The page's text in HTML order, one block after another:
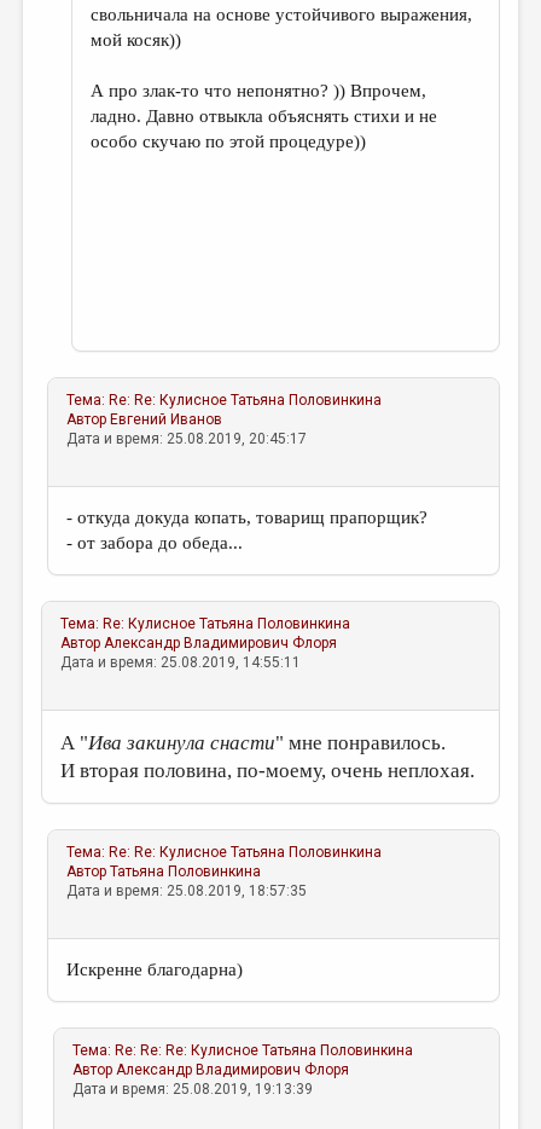
свольничала на основе устойчивого выражения,
мой косяк))
А про злак-то что непонятно? )) Впрочем,
ладно. Давно отвыкла объяснять стихи и не
особо скучаю по этой процедуре))
Тема: Re: Re: Кулисное Татьяна Половинкина
Автор Евгений Иванов
Дата и время: 25.08.2019, 20:45:17
- откуда докуда копать, товарищ прапорщик?
- от забора до обеда...
Тема: Re: Кулисное Татьяна Половинкина
АвторАлександр Владимирович Флоря
Дата и время: 25.08.2019, 14:55:11
А "Ива закинула снасти" мне понравилось.
И вторая половина, по-моему, очень неплохая.
Тема: Re: Re: Кулисное Татьяна Половинкина
АвторТатьяна Половинкина
Дата и время: 25.08.2019, 18:57:35
Искренне благодарна)
Тема: Re: Re: Re: Кулисное Татьяна Половинкина
АвторАлександр Владимирович Флоря
Дата и время: 25.08.2019, 19:13:39